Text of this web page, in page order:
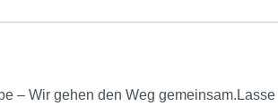
– Wir gehen den Weg